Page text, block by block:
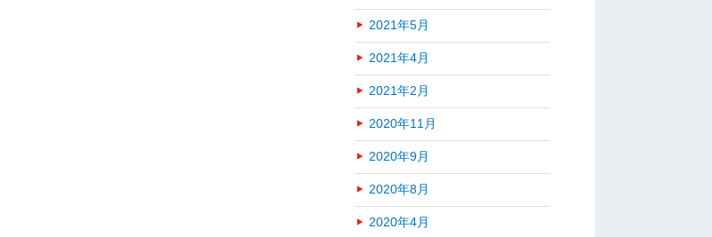
2021年5月
2021年4月
2021年2月
2020年11月
2020年9月
2020年8月
2020年4月